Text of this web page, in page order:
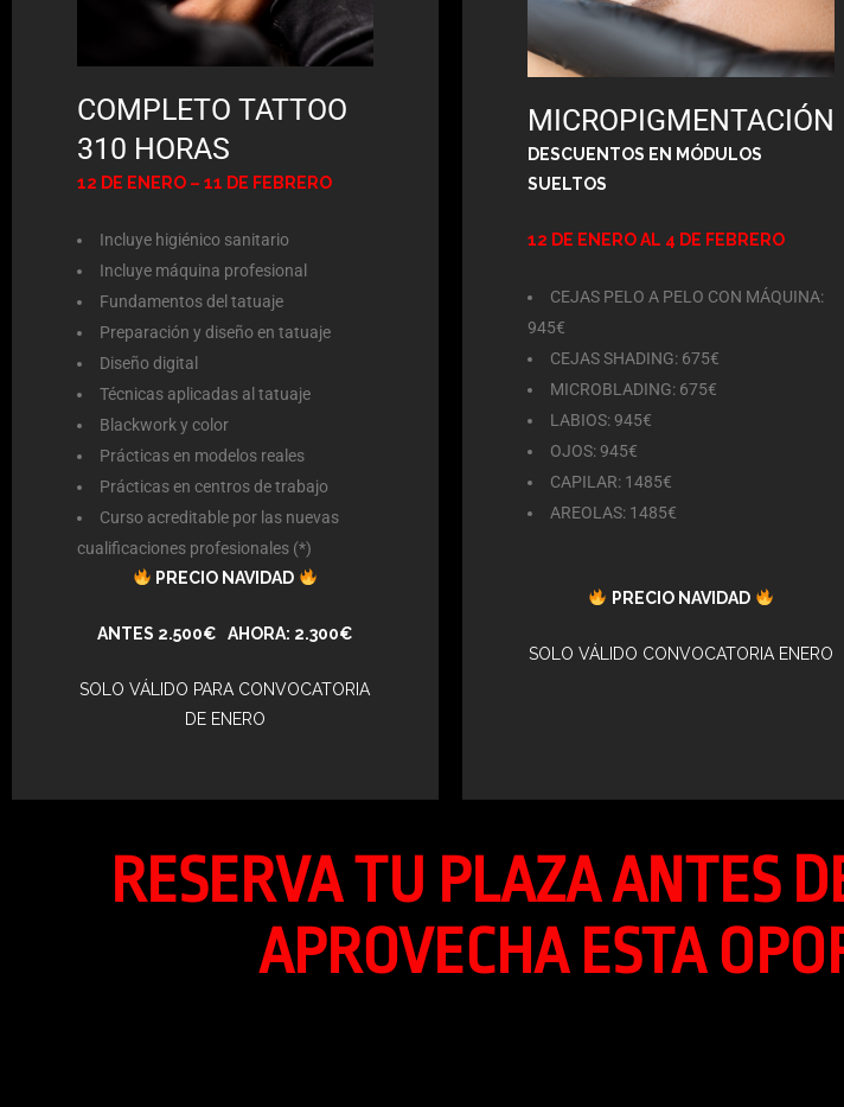
COMPLETO TATTOO
310 HORAS
12 DE ENERO – 11 DE FEBRERO
Incluye higiénico sanitario
Incluye máquina profesional
Fundamentos del tatuaje
Preparación y diseño en tatuaje
Diseño digital
Técnicas aplicadas al tatuaje
Blackwork y color
Prácticas en modelos reales
Prácticas en centros de trabajo
Curso acreditable por las nuevas
cualificaciones profesionales (*)
PRECIO NAVIDAD
ANTES 2.500€ AHORA: 2.300€
SOLO VÁLIDO PARA CONVOCATORIA
DE ENERO
MICROPIGMENTACIÓN
DESCUENTOS EN MÓDULOS
SUELTOS
12 DE ENERO AL 4 DE FEBRERO
CEJAS PELO A PELO CON MÁQUINA:
945€
CEJAS SHADING: 675€
MICROBLADING: 675€
LABIOS: 945€
OJOS: 945€
CAPILAR: 1485€
AREOLAS: 1485€
PRECIO NAVIDAD
SOLO VÁLIDO CONVOCATORIA ENERO
RESERVA TU PLAZA ANTES
APROVECHA ESTA